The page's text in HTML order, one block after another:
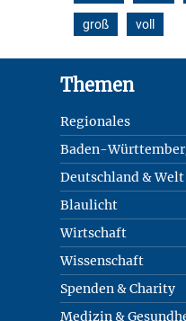
groß voll
Themen
Regionales
Baden-
Deutschland & Welt
Blaulicht
Wirtschaft
Wissenschaft
Spenden & Charity
Medizin &